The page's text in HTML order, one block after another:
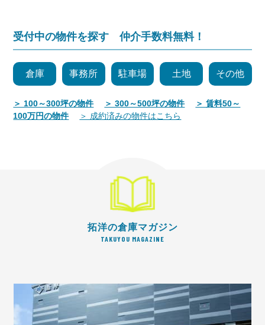
受付中の物件を探す 仲介手数料無料！
倉庫 事務所 駐車場 土地 その他
＞ 100～300坪の物件 ＞ 300～500坪の物件
＞ 賃料50～
100万円の物件
＞ 成約済みの物件はこちら
拓洋の倉庫マガジン
TAKUYOU MAGAZINE